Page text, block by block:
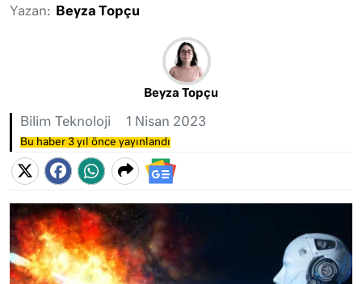
Yazan: Beyza Topçu
Beyza Topçu
Bilim Teknoloji 1 Nisan 2023
Bu haber 3 yıl önce yayınlandı